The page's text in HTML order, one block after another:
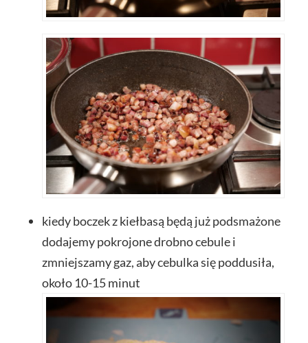
kiedy boczek z kiełbasą będą już podsmażone
dodajemy pokrojone drobno cebule i
zmniejszamy gaz, aby cebulka się poddusiła,
około 10-15 minut